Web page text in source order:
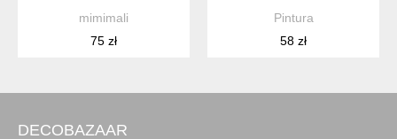
mimimali
75 zł
Pintura
58 zł
DECOBAZAAR